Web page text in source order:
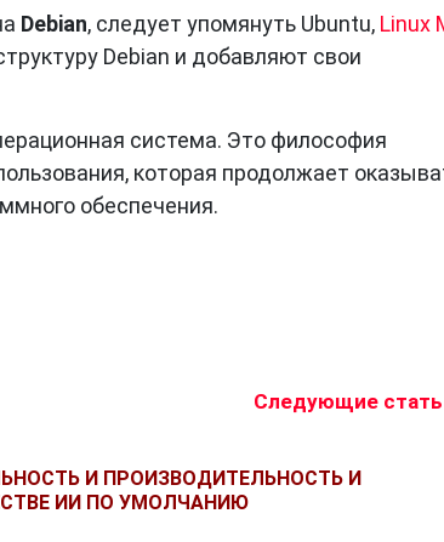
Debian, следует упомянуть Ubuntu, Linux
Debian и добавляют свои
система. Это философия
которая продолжает
обеспечения.
doc/index.ru.htmlСледующие
И ПРОИЗВОДИТЕЛЬНОСТЬ И
ИИ ПО УМОЛЧАНИЮ